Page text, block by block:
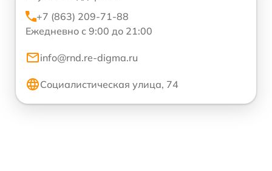
+7 (863) 209-71-88
Ежедневно с 9:00 до 21:00
info@rnd.re-digma.ru
Социалистическая улица, 74